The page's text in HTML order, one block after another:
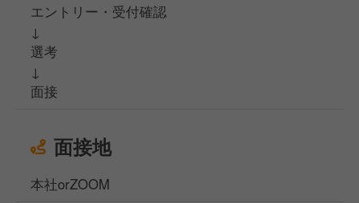
エントリー・受付確認
↓
選考
↓
面接
面接地
本社orZOOM